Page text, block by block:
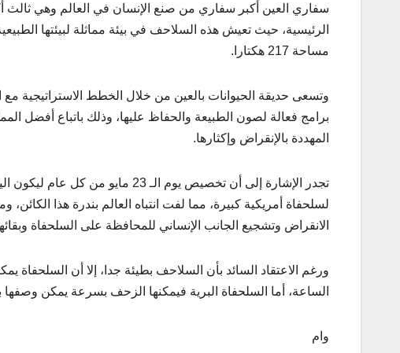
سفاري العين أكبر سفاري من صنع الإنسان في العالم وهي ثالث
مساحة 217 هكتارا.
وتسعى حديقة الحيوانات بالعين من خلال الخطط الاستراتيجية مع
برامج فعالة لصون الطبيعة والحفاظ عليها، وذلك باتباع أفضل
المهددة بالإنقراض وإكثارها.
لسلحفاة أمريكية كبيرة، مما لفت انتباه العالم بندرة هذا
الانقراض وتشجيع الجانب الإنساني للمحافظة على السلحفاة
الساعة، أما السلحفاة البرية فيمكنها الزحف بسرعة يمكن وصفها بالبطيئة وتتراوح بين
وام